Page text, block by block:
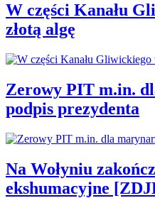
W części Kanału
złotą algę
Zerowy PIT m.in.
podpis prezydenta
Na Wołyniu
ekshumacyjne